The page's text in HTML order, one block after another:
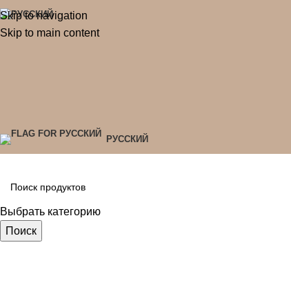
Skip to navigation
Skip to main content
РУССКИЙ
Выбрать категорию
Поиск